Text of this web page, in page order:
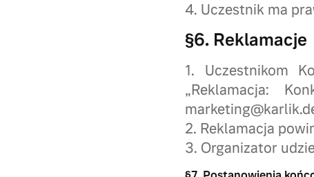
4. Uczestnik ma
§6. Reklamacje
1. Uczestnikom
„Reklamacja:
2. Reklamacja
3. Organizator